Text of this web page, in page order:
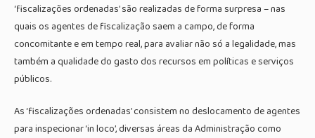
‘fiscalizações ordenadas’ são realizadas de forma surpresa – nas
quais os agentes de fiscalização saem a campo, de forma
concomitante e em tempo real, para avaliar não só a legalidade, mas
também a qualidade do gasto dos recursos em políticas e serviços
públicos.
As ‘fiscalizações ordenadas’ consistem no deslocamento de agentes
para inspecionar ‘in loco’, diversas áreas da Administração como